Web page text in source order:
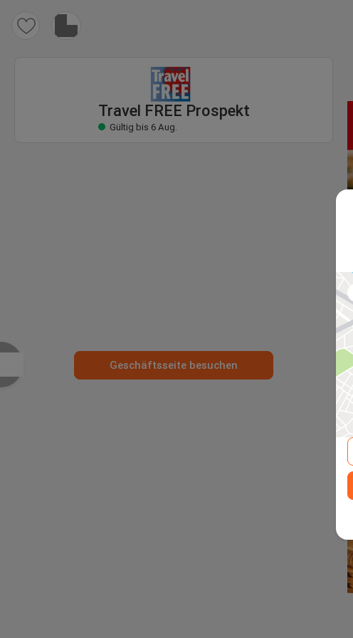
Travel FREE Prospekt
Travel FREE Prospekt
Gültig bis 6 Aug.
Geschäftsseite besuchen